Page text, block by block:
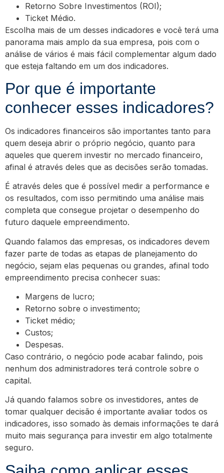
Retorno Sobre Investimentos (ROI);
Ticket Médio.
Escolha mais de um desses indicadores e você terá uma
panorama mais amplo da sua empresa, pois com o
análise de vários é mais fácil complementar algum dado
que esteja faltando em um dos indicadores.
Por que é importante
conhecer esses indicadores?
Os indicadores financeiros são importantes tanto para
quem deseja abrir o próprio negócio, quanto para
aqueles que querem investir no mercado financeiro,
afinal é através deles que as decisões serão tomadas.
É através deles que é possível medir a performance e
os resultados, com isso permitindo uma análise mais
completa que consegue projetar o desempenho do
futuro daquele empreendimento.
Quando falamos das empresas, os indicadores devem
fazer parte de todas as etapas de planejamento do
negócio, sejam elas pequenas ou grandes, afinal todo
empreendimento precisa conhecer suas:
Margens de lucro;
Retorno sobre o investimento;
Ticket médio;
Custos;
Despesas.
Caso contrário, o negócio pode acabar falindo, pois
nenhum dos administradores terá controle sobre o
capital.
Já quando falamos sobre os investidores, antes de
tomar qualquer decisão é importante avaliar todos os
indicadores, isso somado às demais informações te dará
muito mais segurança para investir em algo totalmente
seguro.